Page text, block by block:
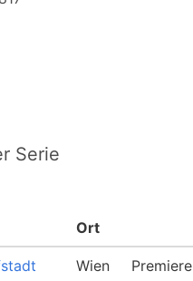
Serie
Ort
Wien
Premiere